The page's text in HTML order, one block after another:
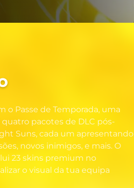
o Passe de Temporada, uma
pacotes de DLC pós-
Suns, cada um apresentando
novos inimigos, e mais. O
23 skins premium no
o visual da tua equipa